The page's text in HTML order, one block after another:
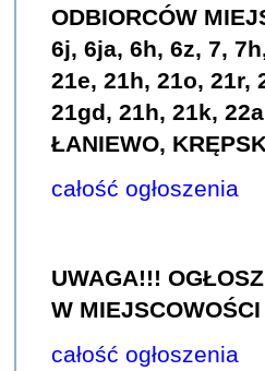
ODBIORCÓW
6j, 6ja, 6h, 6z, 7,
21e, 21h, 21o, 21r,
21gd, 21h, 21k,
ŁANIEWO,
całość ogłoszenia
UWAGA!!!
W
całość ogłoszenia